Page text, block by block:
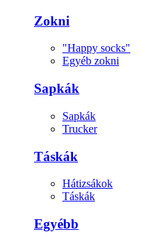
Zokni
"Happy socks"
Egyéb zokni
Sapkák
Sapkák
Trucker
Táskák
Hátizsákok
Táskák
Egyébb